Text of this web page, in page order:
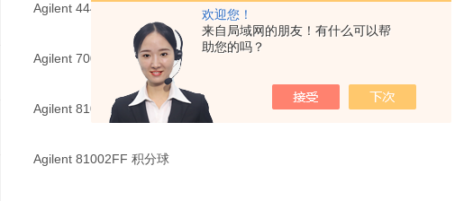
欢迎您！
来自局域网的朋友！有什么可以帮
助您的吗？
Agilent 44476A 微波复用器模块
Agilent 70004A 光谱分析仪
Agilent 81000FI 光纤连接器
Agilent 81002FF 积分球